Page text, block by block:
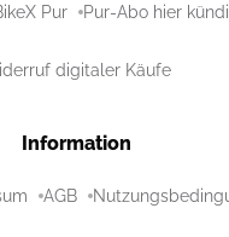
Pur Pur-Abo hier
digitaler Käufe
Information
AGB